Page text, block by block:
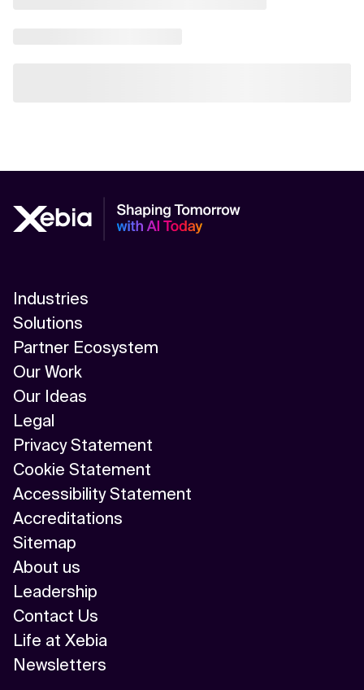
Industries
Solutions
Partner Ecosystem
Our Work
Our Ideas
Legal
Privacy Statement
Cookie Statement
Accessibility Statement
Accreditations
Sitemap
About us
Leadership
Contact Us
Life at Xebia
Newsletters